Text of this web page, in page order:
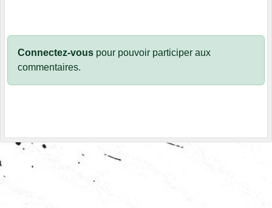
Connectez-vous pour pouvoir participer aux
commentaires.